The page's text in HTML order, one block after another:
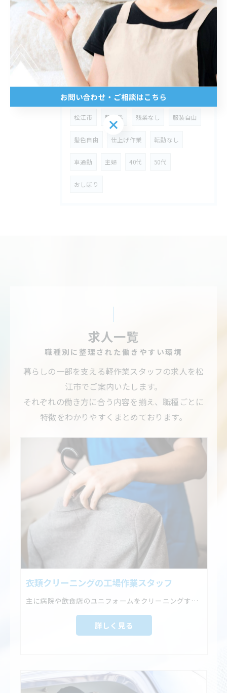
2026/05/26
集配ドライバーで学歴不問の仕事を島根県松江市で見つけ安定収入を目指す方法
タグ Tags
松江市 軽作業 残業なし 服装自由
髪色自由 仕上げ作業 転勤なし
車通勤 主婦 40代 50代
おしぼり
職種別に整理された働きやすい環境
求人一覧
暮らしの一部を支える軽作業スタッフの求人を松
江市でご案内いたします。
それぞれの働き方に合う内容を揃え、職種ごとに
特徴をわかりやすくまとめております。
衣類クリーニングの工場作業スタッフ
主に病院や飲食店のユニフォームをクリーニングするお仕事です。
詳しく見る
お問い合わせ・ご相談はこちら
お問い合わせ・ご相談はこちら